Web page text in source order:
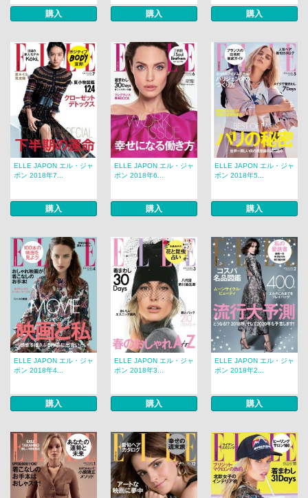
購入 購入 購入
ELLE JAPON エル・ジャ
ポン 2018年7...
購入
ELLE JAPON エル・ジャ
ポン 2018年6...
購入
ELLE JAPON エル・ジャ
ポン 2018年5...
購入
ELLE JAPON エル・ジャ
ポン 2018年4...
購入
ELLE JAPON エル・ジャ
ポン 2018年3...
購入
ELLE JAPON エル・ジャ
ポン 2018年2...
購入